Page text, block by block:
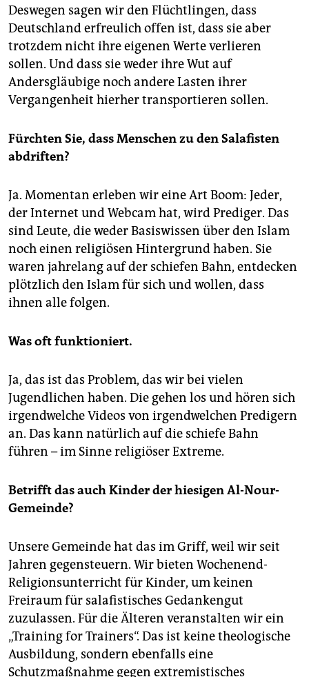
Deswegen sagen wir den Flüchtlingen, dass
Deutschland erfreulich offen ist, dass sie aber
trotzdem nicht ihre eigenen Werte verlieren
sollen. Und dass sie weder ihre Wut auf
Andersgläubige noch andere Lasten ihrer
Vergangenheit hierher transportieren sollen.
Fürchten Sie, dass Menschen zu den Salafisten
abdriften?
Ja. Momentan erleben wir eine Art Boom: Jeder,
der Internet und Webcam hat, wird Prediger. Das
sind Leute, die weder Basiswissen über den Islam
noch einen religiösen Hintergrund haben. Sie
waren jahrelang auf der schiefen Bahn, entdecken
plötzlich den Islam für sich und wollen, dass
ihnen alle folgen.
Was oft funktioniert.
Ja, das ist das Problem, das wir bei vielen
Jugendlichen haben. Die gehen los und hören sich
irgendwelche Videos von irgendwelchen Predigern
an. Das kann natürlich auf die schiefe Bahn
führen – im Sinne religiöser Extreme.
Betrifft das auch Kinder der hiesigen Al-Nour-
Gemeinde?
Unsere Gemeinde hat das im Griff, weil wir seit
Jahren gegensteuern. Wir bieten Wochenend-
Religionsunterricht für Kinder, um keinen
Freiraum für salafistisches Gedankengut
zuzulassen. Für die Älteren veranstalten wir ein
„Training for Trainers“. Das ist keine theologische
Ausbildung, sondern ebenfalls eine
Schutzmaßnahme gegen extremistisches